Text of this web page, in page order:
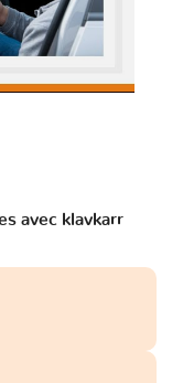
avec klavkarr